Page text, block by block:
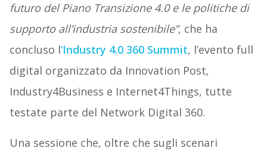
futuro del Piano Transizione 4.0 e le politiche di
supporto all’industria sostenibile”, che ha
concluso l‘Industry 4.0 360 Summit, l’evento full
digital organizzato da Innovation Post,
Industry4Business e Internet4Things, tutte
testate parte del Network Digital 360.
Una sessione che, oltre che sugli scenari